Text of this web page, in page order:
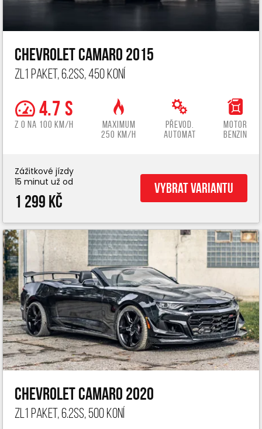
Chevrolet Camaro 2015
ZL1 paket, 6.2ss, 450 koní
4.7 s
z 0 na 100 km/h
Maximum
250 km/h
Převod.
automat
Motor
benzin
Zážitkové jízdy
15 minut už od
1 299 Kč
Vybrat variantu
Chevrolet Camaro 2020
ZL1 paket, 6.2ss, 500 koní